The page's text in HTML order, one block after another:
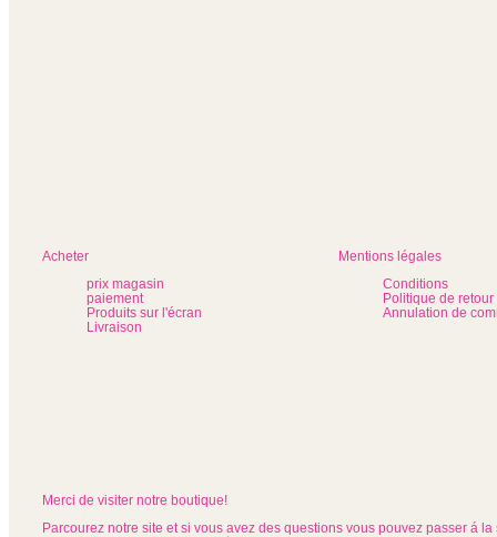
Acheter
prix magasin
paiement
Produits sur l'écran
Livraison
Mentions légales
Conditions
Politique de retour
Annulation de
Merci de visiter notre boutique!
Parcourez notre site et si vous avez des questions vous pouvez passer á la